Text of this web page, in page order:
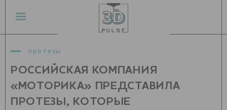
протезы
РОССИЙСКАЯ КОМПАНИЯ
«МОТОРИКА» ПРЕДСТАВИЛА
ПРОТЕЗЫ, КОТОРЫЕ